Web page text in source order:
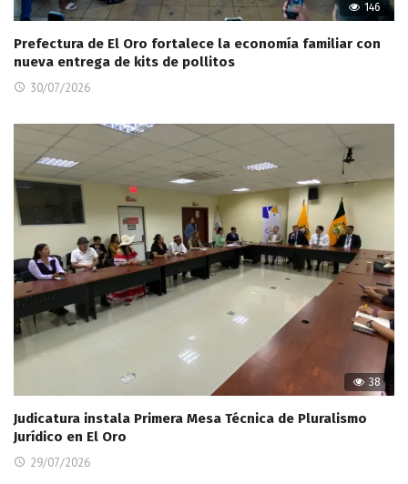
146
Prefectura de El Oro fortalece la economía familiar con
nueva entrega de kits de pollitos
30/07/2026
38
Judicatura instala Primera Mesa Técnica de Pluralismo
Jurídico en El Oro
29/07/2026